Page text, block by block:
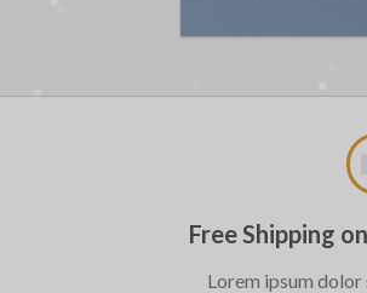
Free Shipping
Lorem ipsum